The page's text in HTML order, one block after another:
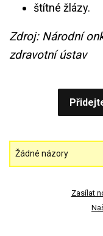
štítné žlázy.
Zdroj: Národní
zdravotní ústav
Žádné názory
Zasílat